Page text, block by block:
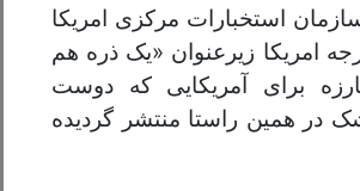
استخبارات مرکزی امریکا
امریکا زیرعنوان «یک ذره هم
برای آمریکایی که دوست
در همین راستا منتشر گردیده